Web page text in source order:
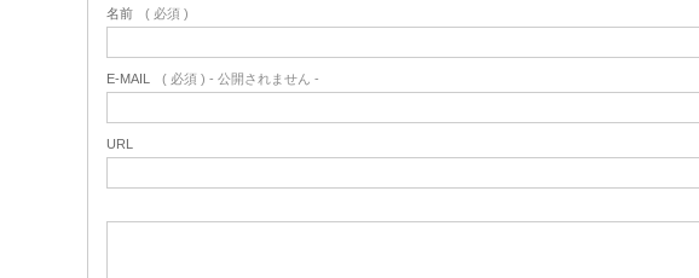
名前 ( 必須 )
E-MAIL ( 必須 ) - 公開されません -
URL